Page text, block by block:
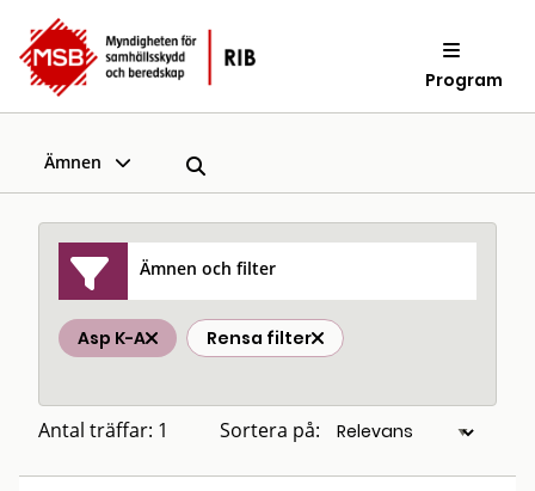
Program
Ämnen
Ämnen och filter
Asp K-A Rensa filter
Antal träffar: 1 Sortera på: